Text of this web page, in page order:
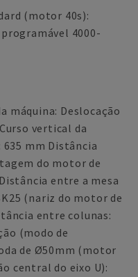
(motor 40s):
4000-
máquina: Deslocação
vertical da
mm Distância
do motor de
entre a mesa
(nariz do motor de
entre colunas:
(modo de
de Ø50mm (motor
central do eixo U):